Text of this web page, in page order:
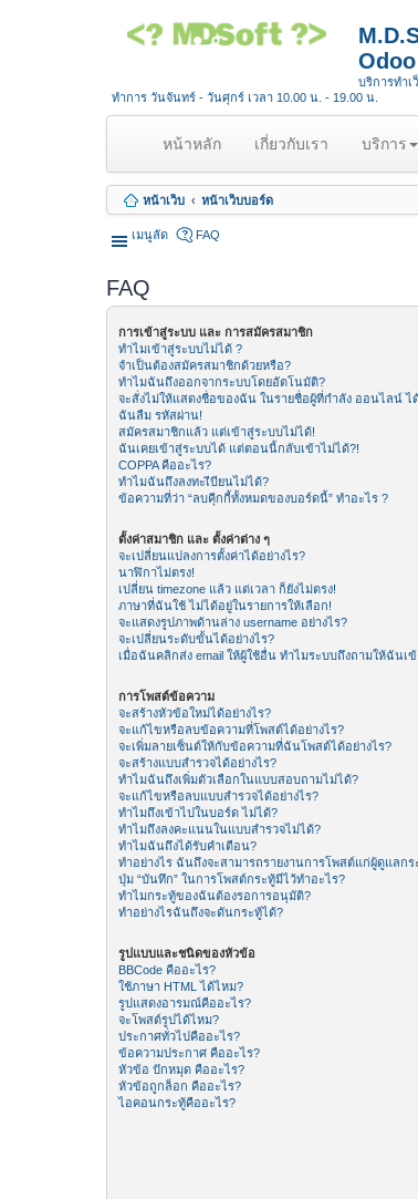
บริการทำเ
ทำการ วันจันทร์ - วันศุกร์ เวลา 10.00 น. - 19.00 น.
หน้าหลัก(
u
r
เกี่ยวกับเรา บริการ
หน้าเว็บ หน้าเว็บบอร์ด
เมนูลัด FAQ
FAQ
การเข้าสู่ระบบ และ การสมัครสมาชิก
ทำไมเข้าสู่ระบบไม่ได้ ?
จำเป็นต้องสมัครสมาชิกด้วยหรือ?
ทำไมฉันถึงออกจากระบบโดยอัตโนมัติ?
จะสั่งไม่ให้แสดงชื่อของฉัน ในรายชื่อผู้ที่กำลัง ออนไลน์ ไ
ฉันลืม รหัสผ่าน!
สมัครสมาชิกแล้ว แต่เข้าสู่ระบบไม่ได้!
ฉันเคยเข้าสู่ระบบได้ แต่ตอนนี้กลับเข้าไม่ได้?!
COPPA คืออะไร?
ทำไมฉันถึงลงทะเีบียนไม่ได้?
ข้อความที่ว่า “ลบคุีกกี้ทั้งหมดของบอร์ดนี้” ทำอะไร ?
ตั้งค่าสมาชิก และ ตั้งค่าต่าง ๆ
จะเปลี่ยนแปลงการตั้งค่าได้อย่างไร?
นาฬิกาไม่ตรง!
เปลี่ยน timezone แล้ว แต่เวลา ก็ยังไม่ตรง!
ภาษาที่ฉันใช้ ไม่ได้อยู่ในรายการให้เลือก!
จะแสดงรูปภาพด้านล่าง username อย่างไร?
จะเปลี่ยนระดับขั้นได้อย่างไร?
เมื่อฉันคลิกส่ง email ให้ผู้ใช้อื่น ทำไมระบบถึงถามให้ฉันเ
การโพสต์ข้อความ
จะสร้างหัวข้อใหม่ได้อย่างไร?
จะแก้ไขหรือลบข้อความที่โพสต์ได้อย่างไร?
จะเพิ่มลายเซ็นต์ให้กับข้อความที่ฉันโพสต์ได้อย่างไร?
จะสร้างแบบสำรวจได้อย่างไร?
ทำไมฉันถึงเพิ่มตัวเลือกในแบบสอบถามไม่ได้?
จะแก้ไขหรือลบแบบสำรวจได้อย่างไร?
ทำไมถึงเข้าไปในบอร์ด ไม่ได้?
ทำไมถึงลงคะแนนในแบบสำรวจไม่ได้?
ทำไมฉันถึงได้รับคำเตือน?
ทำอย่างไร ฉันถึงจะสามารถรายงานการโพสต์แก่ผู้ดูแลกร
ปุ่ม “บันทึก” ในการโพสต์กระทู้มีไว้ทำอะไร?
ทำไมกระทู้ของฉันต้องรอการอนุมัติ?
ทำอย่างไรฉันถึงจะดันกระทู้ได้?
รูปแบบและชนิดของหัวข้อ
BBCode คืออะไร?
ใช้ภาษา HTML ได้ไหม?
รูปแสดงอารมณ์คืออะไร?
จะโพสต์รูปได้ไหม?
ประกาศทั่วไปคืออะไร?
ข้อความประกาศ คืออะไร?
หัวข้อ ปักหมุด คืออะไร?
หัวข้อถูกล็อก คืออะไร?
ไอคอนกระทู้คืออะไร?